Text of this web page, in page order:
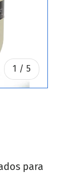
1 / de
5
para